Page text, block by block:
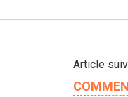
Article